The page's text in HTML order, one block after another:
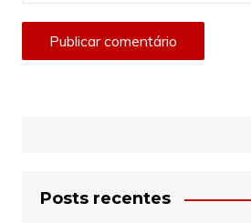
Posts recentes